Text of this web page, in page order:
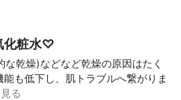
化粧水♡
乾燥)などなど乾燥の原因はたく
も低下し、肌トラブルへ繋がりま
る